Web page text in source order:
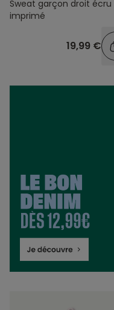
Sweat garçon droit écru
imprimé
19,99 €